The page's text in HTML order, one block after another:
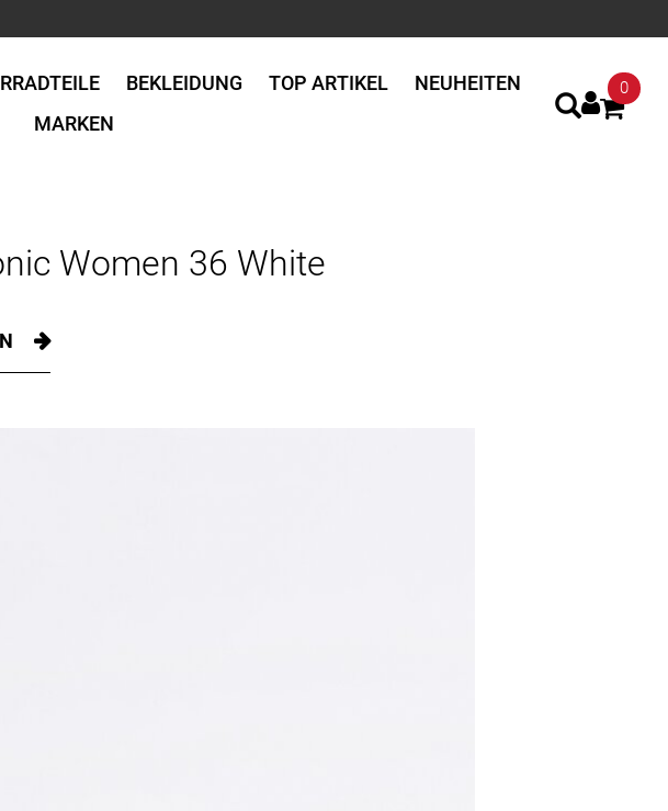
BEKLEIDUNG TOP ARTIKEL
NEUHEITEN
MARKEN
0
Women 36 White